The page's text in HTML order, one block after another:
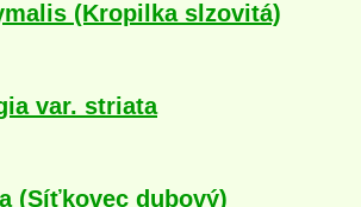
(Kropilka slzovitá)
var. striata
(Síťkovec dubový)